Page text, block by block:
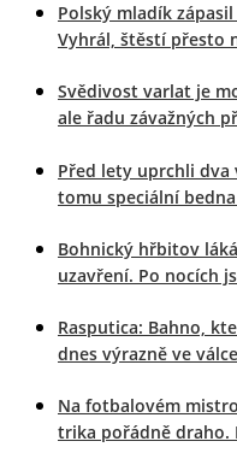
Polský mladík
Vyhrál, štěstí přesto
Svědivost varlat je
ale řadu závažných
Před lety uprchli dva
tomu speciální
Bohnický hřbitov
uzavření. Po nocích
Rasputica: Bahno,
dnes výrazně ve
Na fotbalovém
trika pořádně draho.